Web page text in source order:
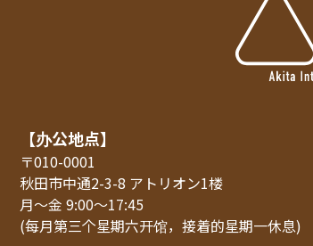
【办公地点】
〒010-0001
秋田市中通2-3-8 アトリオン1楼
月～金 9:00～17:45
(每月第三个星期六开馆，接着的星期一休息)